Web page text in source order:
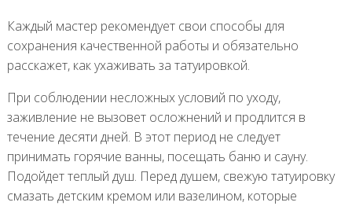
Каждый мастер рекомендует свои способы для
сохранения качественной работы и обязательно
расскажет, как ухаживать за татуировкой.
При соблюдении несложных условий по уходу,
заживление не вызовет осложнений и продлится в
течение десяти дней. В этот период не следует
принимать горячие ванны, посещать баню и сауну.
Подойдет теплый душ. Перед душем, свежую татуировку
смазать детским кремом или вазелином, которые